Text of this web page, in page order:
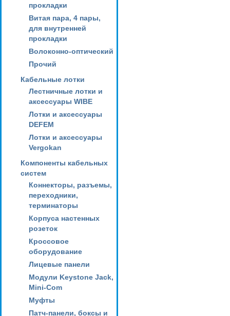
прокладки
Витая пара, 4 пары,
для внутренней
прокладки
Волоконно-оптический
Прочий
Кабельные лотки
Лестничные лотки и
аксессуары WIBE
Лотки и аксессуары
DEFEM
Лотки и аксессуары
Vergokan
Компоненты кабельных
систем
Коннекторы, разъемы,
переходники,
терминаторы
Корпуса настенных
розеток
Кроссовое
оборудование
Лицевые панели
Модули Keystone Jack,
Mini-Com
Муфты
Патч-панели, боксы и